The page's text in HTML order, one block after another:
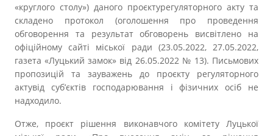
«круглого столу») даного проєктурегуляторного акту та
складено протокол (оголошення про проведення
обговорення та результат обговорень висвітлено на
офіційному сайті міської ради (23.05.2022, 27.05.2022,
газета «Луцький замок» від 26.05.2022 № 13). Письмових
пропозицій та зауважень до проєкту регуляторного
актувід суб’єктів господарювання і фізичних осіб не
надходило.
Отже, проєкт рішення виконавчого комітету Луцької